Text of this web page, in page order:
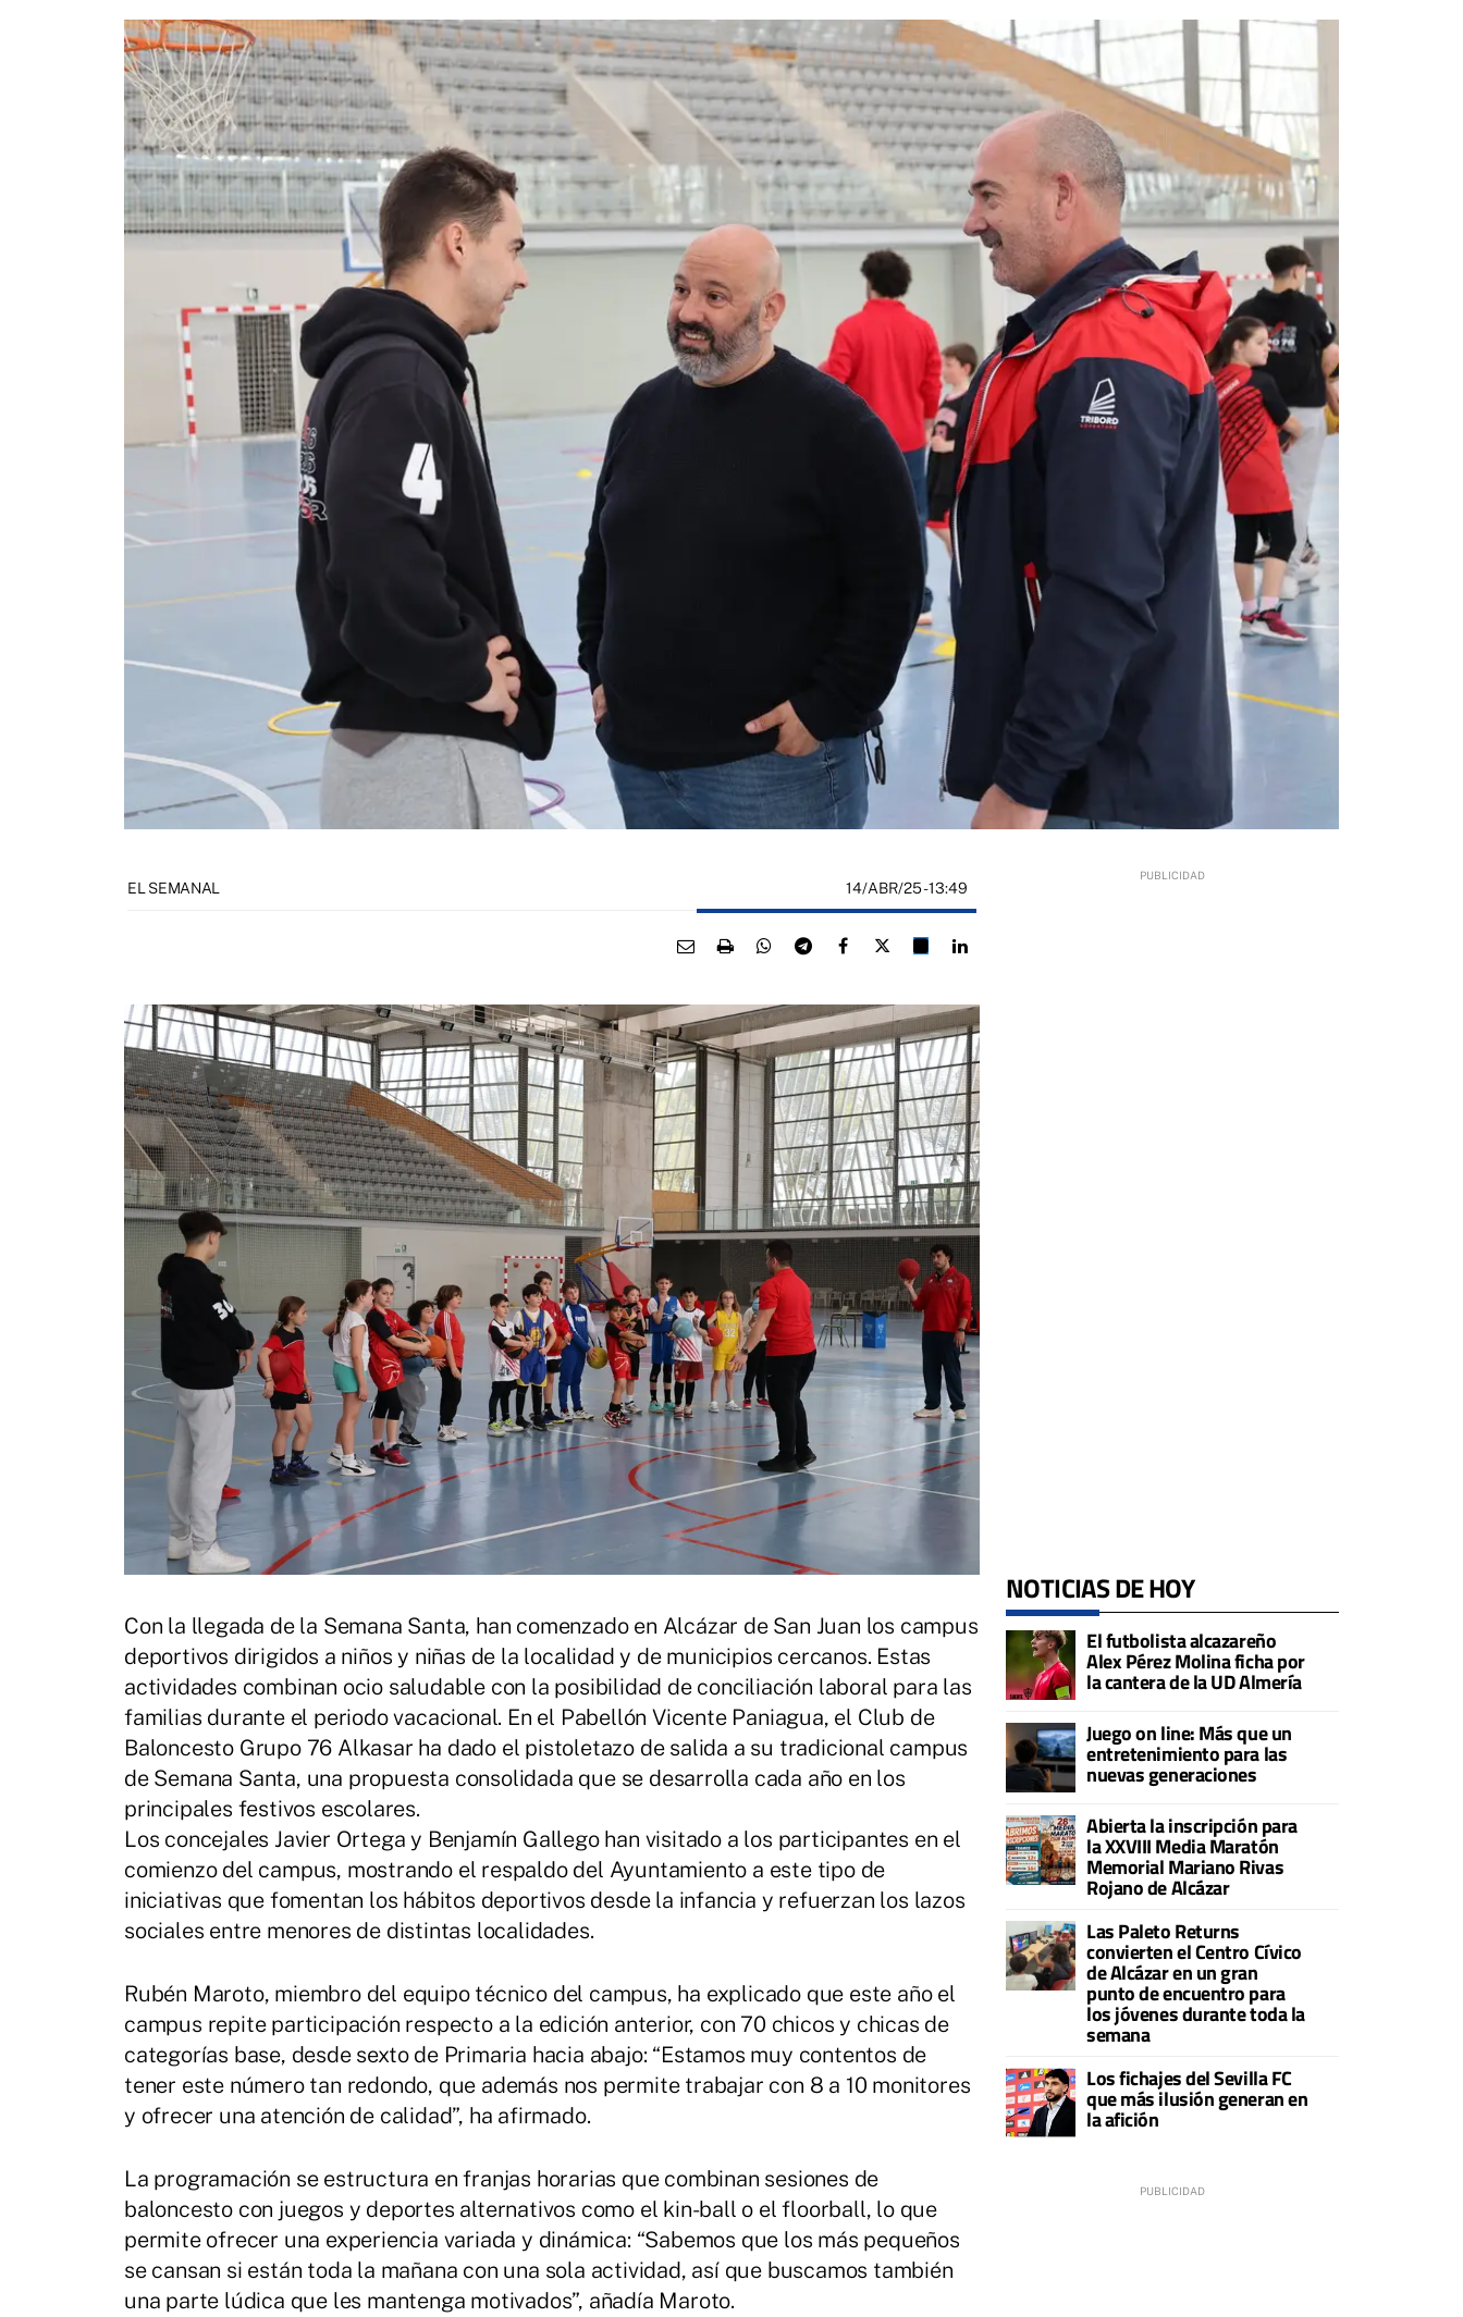
EL SEMANAL 14/ABR/25- 13:49
Con la llegada de la Semana Santa, han comenzado en Alcázar de San Juan los campus
deportivos dirigidos a niños y niñas de la localidad y de municipios cercanos. Estas
actividades combinan ocio saludable con la posibilidad de conciliación laboral para las
familias durante el periodo vacacional. En el Pabellón Vicente Paniagua, el Club de
Baloncesto Grupo 76 Alkasar ha dado el pistoletazo de salida a su tradicional campus
de Semana Santa, una propuesta consolidada que se desarrolla cada año en los
principales festivos escolares.
Los concejales Javier Ortega y Benjamín Gallego han visitado a los participantes en el
comienzo del campus, mostrando el respaldo del Ayuntamiento a este tipo de
iniciativas que fomentan los hábitos deportivos desde la infancia y refuerzan los lazos
sociales entre menores de distintas localidades.
Rubén Maroto, miembro del equipo técnico del campus, ha explicado que este año el
campus repite participación respecto a la edición anterior, con 70 chicos y chicas de
categorías base, desde sexto de Primaria hacia abajo: “Estamos muy contentos de
tener este número tan redondo, que además nos permite trabajar con 8 a 10 monitores
y ofrecer una atención de calidad”, ha afirmado.
La programación se estructura en franjas horarias que combinan sesiones de
baloncesto con juegos y deportes alternativos como el kin-ball o el floorball, lo que
permite ofrecer una experiencia variada y dinámica: “Sabemos que los más pequeños
se cansan si están toda la mañana con una sola actividad, así que buscamos también
una parte lúdica que les mantenga motivados”, añadía Maroto.
NOTICIAS DE HOY
El futbolista alcazareño
Alex Pérez Molina ficha por
la cantera de la UD Almería
Juego on line: Más que un
entretenimiento para las
nuevas generaciones
Abierta la inscripción para
la XXVIII Media Maratón
Memorial Mariano Rivas
Rojano de Alcázar
Las Paleto Returns
convierten el Centro Cívico
de Alcázar en un gran
punto de encuentro para
los jóvenes durante toda la
semana
Los fichajes del Sevilla FC
que más ilusión generan en
la afición